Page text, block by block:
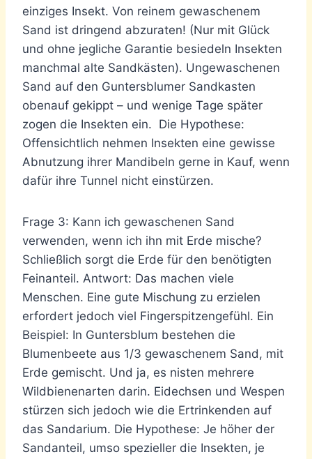
einziges Insekt. Von reinem gewaschenem
Sand ist dringend abzuraten! (Nur mit Glück
und ohne jegliche Garantie besiedeln Insekten
manchmal alte Sandkästen). Ungewaschenen
Sand auf den Guntersblumer Sandkasten
obenauf gekippt – und wenige Tage später
zogen die Insekten ein. Die Hypothese:
Offensichtlich nehmen Insekten eine gewisse
Abnutzung ihrer Mandibeln gerne in Kauf, wenn
dafür ihre Tunnel nicht einstürzen.
Frage 3: Kann ich gewaschenen Sand
verwenden, wenn ich ihn mit Erde mische?
Schließlich sorgt die Erde für den benötigten
Feinanteil. Antwort: Das machen viele
Menschen. Eine gute Mischung zu erzielen
erfordert jedoch viel Fingerspitzengefühl. Ein
Beispiel: In Guntersblum bestehen die
Blumenbeete aus 1/3 gewaschenem Sand, mit
Erde gemischt. Und ja, es nisten mehrere
Wildbienenarten darin. Eidechsen und Wespen
stürzen sich jedoch wie die Ertrinkenden auf
das Sandarium. Die Hypothese: Je höher der
Sandanteil, umso spezieller die Insekten, je